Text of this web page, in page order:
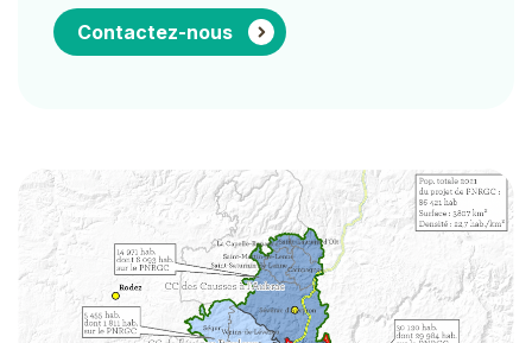
Contactez-nous